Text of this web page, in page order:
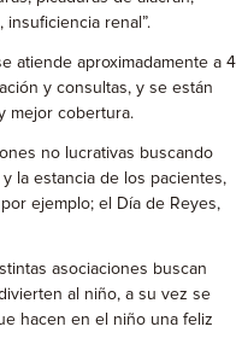
insuficiencia renal”.
atiende aproximadamente a 4
y consultas, y se están
mejor cobertura.
no lucrativas buscando
la estancia de los pacientes,
ejemplo; el Día de Reyes,
asociaciones buscan
al niño, a su vez se
hacen en el niño una feliz